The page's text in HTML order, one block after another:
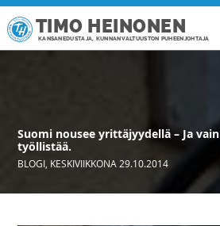
TIMO HEINONEN
KANSANEDUSTAJA, KUNNANVALTUUSTON PUHEENJOHTAJA
Suomi nousee yrittäjyydellä – Ja
työllistää.
BLOGI KESKIVIIKKONA 29.10.2014